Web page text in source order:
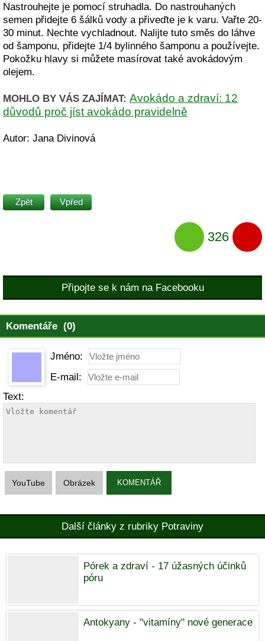
Nastrouhejte je pomocí struhadla. Do nastrouhaných
semen přidejte 6 šálků vody a přiveďte je k varu. Vařte 20-
30 minut. Nechte vychladnout. Nalijte tuto směs do láhve
od šamponu, přidejte 1/4 bylinného šamponu a používejte.
Pokožku hlavy si můžete masírovat také avokádovým
olejem.
MOHLO BY VÁS ZAJÍMAT: Avokádo a zdraví: 12
důvodů proč jíst avokádo pravidelně
Autor: Jana Divinová
Zpět Vpřed
326
Připojte se k nám na Facebooku
Komentáře (0)
Jméno:
E-mail:
Text:
YouTube Obrázek KOMENTÁŘ
Další články z rubriky Potraviny
Pórek a zdraví - 17 úžasných účinků
póru
Antokyany - "vitamíny" nové generace